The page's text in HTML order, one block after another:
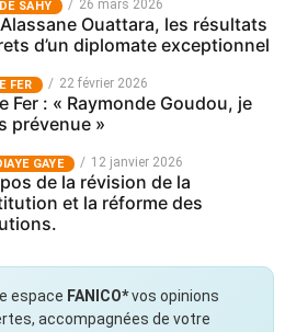
SAHY 26 mars 2026
Ouattara, les résultats
d’un diplomate exceptionnel
FER 22 février 2026
Fer : « Raymonde Goudou, je
prévenue »
GAYE 12 janvier 2026
de la révision de la
et la réforme des
espace FANICO*vos opinions
accompagnées de votre